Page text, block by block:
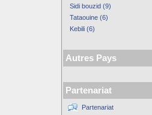
Sidi bouzid (9)
Tataouine (6)
Kebili (6)
Autres Pays
Partenariat
Partenariat